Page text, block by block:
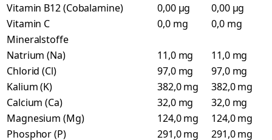
Vitamin B12 (Cobalamine)
0,00 µg
0,00 µg
Vitamin C
0,0 mg
0,0 mg
Mineralstoffe
Natrium (Na)
11,0 mg
11,0 mg
Chlorid (Cl)
97,0 mg
97,0 mg
Kalium (K)
382,0 mg
382,0 mg
Calcium (Ca)
32,0 mg
32,0 mg
Magnesium (Mg)
124,0 mg
124,0 mg
Phosphor (P)
291,0 mg
291,0 mg